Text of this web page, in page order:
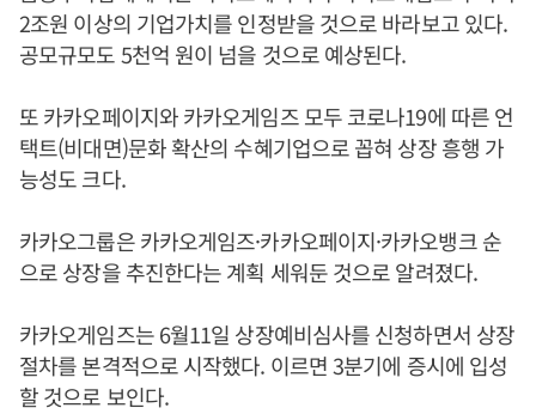
2조원 이상의 기업가치를 인정받을 것으로 바라보고 있다.
공모규모도 5천억 원이 넘을 것으로 예상된다.
또 카카오페이지와 카카오게임즈 모두 코로나19에 따른 언
택트(비대면)문화 확산의 수혜기업으로 꼽혀 상장 흥행 가
능성도 크다.
카카오그룹은 카카오게임즈·카카오페이지·카카오뱅크 순
으로 상장을 추진한다는 계획 세워둔 것으로 알려졌다.
카카오게임즈는 6월11일 상장예비심사를 신청하면서 상장
절차를 본격적으로 시작했다. 이르면 3분기에 증시에 입성
할 것으로 보인다.